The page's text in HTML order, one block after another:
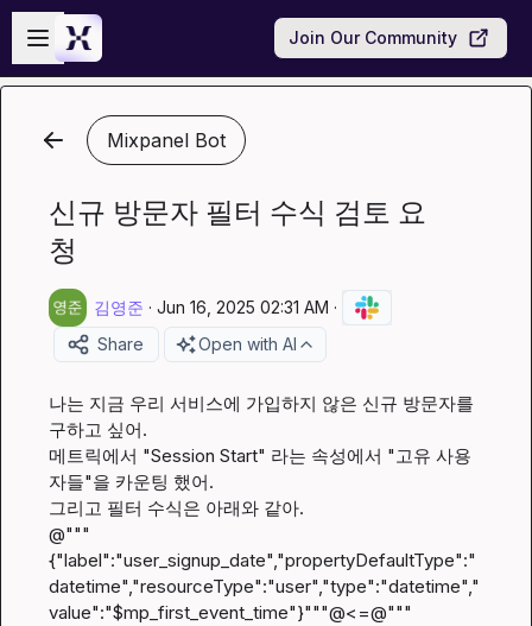
Skip to main content
Open sidebar
Join Our Community
Mixpanel Bot
신규 방문자 필터 수식 검토 요
청
김영준 · Jun 16, 2025 02:31 AM ·
Share
Open with AI
나는 지금 우리 서비스에 가입하지 않은 신규 방문자를
구하고 싶어.
메트릭에서 "Session Start" 라는 속성에서 "고유 사용
자들"을 카운팅 했어.
그리고 필터 수식은 아래와 같아.
@"""
{"label":"user_signup_date","propertyDefaultType":"
datetime","resourceType":"user","type":"datetime","
value":"$mp_first_event_time"}"""@<=@"""